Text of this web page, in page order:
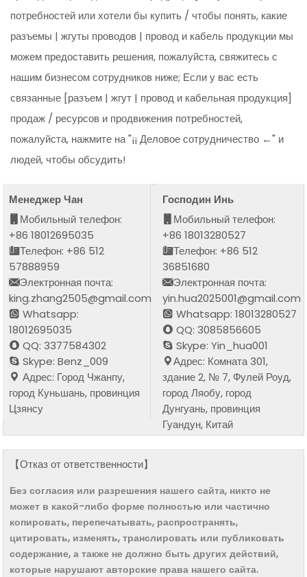
потребностей или хотели бы купить / чтобы понять, какие
разъемы | жгуты проводов | провод и кабель продукции мы
можем предоставить решения, пожалуйста, свяжитесь с
нашим бизнесом сотрудников ниже; Если у вас есть
связанные [разъем | жгут | провод и кабельная продукция]
продаж / ресурсов и продвижения потребностей,
пожалуйста, нажмите на "¡¡ Деловое сотрудничество ←" и
людей, чтобы обсудить!
Менеджер Чан
Мобильный телефон:
+86 18012695035
Телефон: +86 512
57888959
Электронная почта:
king.zhang2505@gmail.com
Whatsapp:
18012695035
QQ: 3377584302
Skype: Benz_009
Адрес: Город Чжанпу,
город Куньшань, провинция
Цзянсу
Господин Инь
Мобильный телефон:
+86 18013280527
Телефон: +86 512
36851680
Электронная почта:
yin.hua2025001@gmail.com
Whatsapp: 18013280527
QQ: 3085856605
Skype: Yin_hua001
Адрес: Комната 301,
здание 2, № 7, Фулей Роуд,
город Ляобу, город
Дунгуань, провинция
Гуандун, Китай
【Отказ от ответственности】
Без согласия или разрешения нашего сайта, никто не
может в какой-либо форме полностью или частично
копировать, перепечатывать, распространять,
цитировать, изменять, транслировать или публиковать
содержание, а также не должно быть других действий,
которые нарушают авторские права нашего сайта.